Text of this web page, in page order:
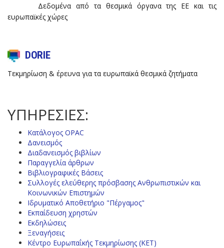
Δεδομένα από τα θεσμικά όργανα της ΕΕ και τις
ευρωπαϊκές χώρες
DORIE
Τεκμηρίωση & έρευνα για τα ευρωπαϊκά θεσμικά ζητήματα
ΥΠΗΡΕΣΙΕΣ:
Κατάλογος OPAC
Δανεισμός
Διαδανεισμός βιβλίων
Παραγγελία άρθρων
Βιβλιογραφικές Βάσεις
Συλλογές ελεύθερης πρόσβασης Ανθρωπιστικών και
Κοινωνικών Επιστημών
Ιδρυματικό Αποθετήριο "Πέργαμος"
Εκπαίδευση χρηστών
Εκδηλώσεις
Ξεναγήσεις
Κέντρο Ευρωπαΐκής Τεκμηρίωσης (ΚΕΤ)